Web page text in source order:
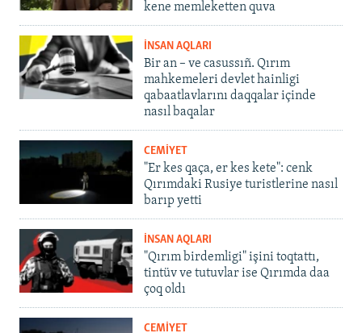
kene memleketten quva
İNSAN AQLARI
Bir an – ve casussıñ. Qırım
mahkemeleri devlet hainligi
qabaatlavlarını daqqalar içinde
nasıl baqalar
CEMİYET
"Er kes qaça, er kes kete": cenk
Qırımdaki Rusiye turistlerine nasıl
barıp yetti
İNSAN AQLARI
"Qırım birdemligi" işini toqtattı,
tintüv ve tutuvlar ise Qırımda daa
çoq oldı
CEMİYET